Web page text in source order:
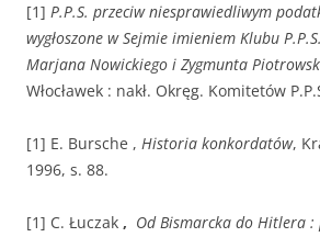
[1] P.P.S. przeciw niesprawiedliwym
wygłoszone w Sejmie imieniem Klubu
Marjana Nowickiego i Zygmunta
Włocławek : nakł. Okręg. Komitetów
[1] E. Bursche , Historia konkordatów,
1996, s. 88.
[1] C. Łuczak , Od Bismarcka do Hitlera :